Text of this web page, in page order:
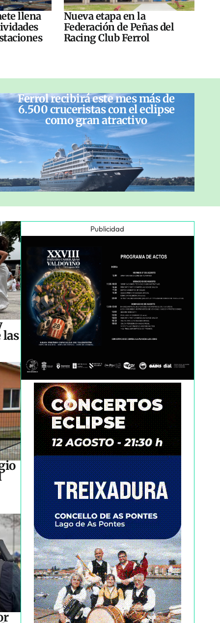
llena
Nueva etapa en la
Federación de Peñas del
Racing Club Ferrol
Ferrol recibirá este mes más de
6.500 cruceristas con el eclipse
como gran atractivo
las
Publicidad